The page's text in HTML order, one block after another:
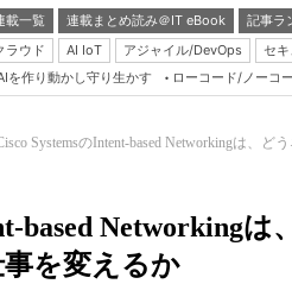
載一覧 連載まとめ読み＠IT eBook 記事ラ
ラウド
AI IoT アジャイル/DevOps セキ
を作り動かし守り生かす ローコード/ノーコ
SystemsのIntent-based Networkingは、ど
based Networkingは
を変えるか